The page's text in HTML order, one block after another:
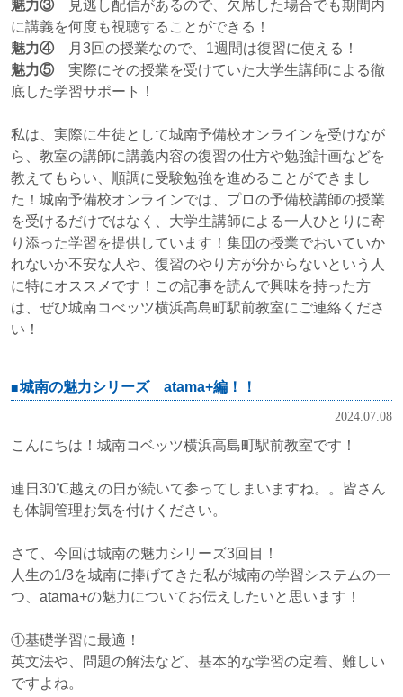
魅力③見逃し配信があるので、欠席した場合でも期間内
に講義を何度も視聴することができる！
魅力④月3回の授業なので、1週間は復習に使える！
魅力⑤ 実際にその授業を受けていた大学生講師による徹
底した学習サポート！
私は、実際に生徒として城南予備校オンラインを受けなが
ら、教室の講師に講義内容の復習の仕方や勉強計画などを
教えてもらい、順調に受験勉強を進めることができまし
た！ 城南予備校オンラインでは、プロの予備校講師の授業
を受けるだけではなく、大学生講師による一人ひとりに寄
り添った学習を提供しています！ 集団の授業でおいていか
れないか不安な人や、復習のやり方が分からないという人
に特にオススメです！ この記事を読んで興味を持った方
は、ぜひ城南コべッツ横浜高島町駅前教室にご連絡くださ
い！
城南の魅力シリーズ atama+編！！
2024.07.08
こんにちは！城南コベッツ横浜高島町駅前教室です！
連日30℃越えの日が続いて参ってしまいますね。。皆さん
も体調管理お気を付けください。
さて、今回は城南の魅力シリーズ3回目！
人生の1/3を城南に捧げてきた私が城南の学習システムの一
つ、atama+の魅力についてお伝えしたいと思います！
①基礎学習に最適！
英文法や、問題の解法など、基本的な学習の定着、難しい
ですよね。